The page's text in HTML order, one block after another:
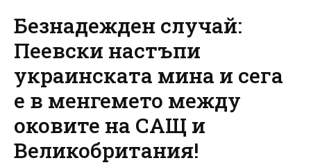
Безнадежден случай:
Пеевски настъпи
украинската мина и сега
е в менгемето между
оковите на САЩ и
Великобритания!